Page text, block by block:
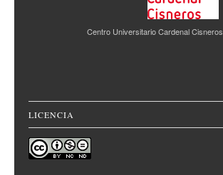
Centro Universitario Cardenal Cisneros
LICENCIA